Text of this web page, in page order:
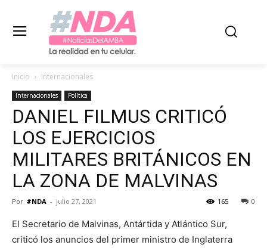
Inicio Internacionales
Internacionales Política
DANIEL FILMUS CRITICÓ
LOS EJERCICIOS
MILITARES BRITÁNICOS EN
LA ZONA DE MALVINAS
Por #NDA - julio 27, 2021 0
165
El Secretario de Malvinas, Antártida y Atlántico Sur,
criticó los anuncios del primer ministro de Inglaterra